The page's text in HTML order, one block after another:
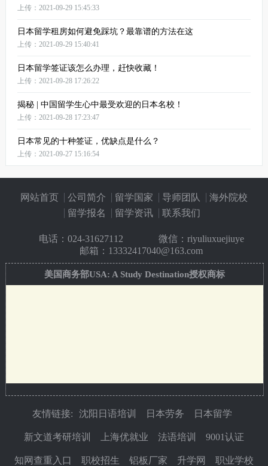
上传：2021-09-29 15:45:33
日本留学租房如何避免踩坑？最靠谱的方法在这
上传：2021-09-29 15:40:41
日本留学签证该怎么办理，赶快收藏！
上传：2021-09-28 17:26:22
揭秘 | 中国留学生心中最受欢迎的日本名校！
上传：2021-09-28 17:23:47
日本常见的十种签证，优缺点是什么？
上传：2021-09-27 15:16:54
网站首页 公司简介 留学国家 导师团队
海外院校
留学报名
留学资讯 联系我们
电话： 024-31627112
微信：riyuliuxuejiuye
邮箱：13332417040@163.com
美国商务部USA: A Study Destination授权商标
友情链接: 沈阳日语培训 日本劳务 日本留学
新文道考研培训 上海优就业 法语培训 9001认证
知网查重入口 职校招生 铝板厂家 升学网 职业学校